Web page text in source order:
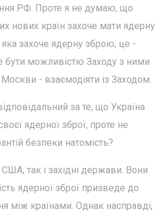
РФ. Проте я не думаю, що
нових країн захоче мати ядерну
захоче ядерну зброю, це -
можливістю Заходу з ними
- взаємодіяти із Заходом.
за те, що Україна
ядерної зброї, проте не
безпеки натомість?
так і західні держави. Вони
ядерної зброї призведе до
між країнами. Однак насправді,